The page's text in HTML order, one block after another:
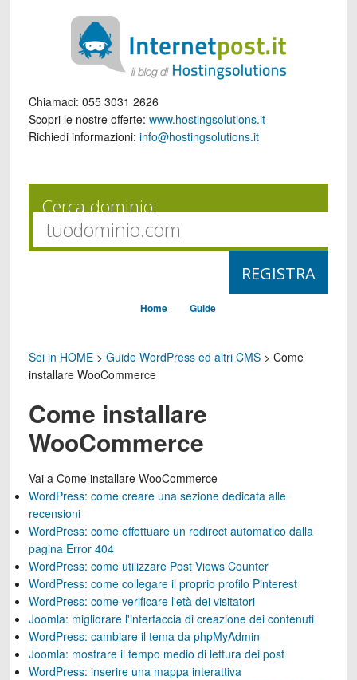
Chiamaci: 055 3031 2626
Scopri le nostre offerte: www.hostingsolutions.it
Richiedi informazioni: info@hostingsolutions.it
Cerca dominio:
Home Guide
Sei in HOME> Guide WordPress ed altri CMS> Come
installare WooCommerce
Come installare
WooCommerce
Vai a Come installare WooCommerce
WordPress: come creare una sezione dedicata alle
recensioni
WordPress: come effettuare un redirect automatico dalla
pagina Error 404
WordPress: come utilizzare Post Views Counter
WordPress: come collegare il proprio profilo Pinterest
WordPress: come verificare l'età dei visitatori
Joomla: migliorare l'interfaccia di creazione dei contenuti
WordPress: cambiare il tema da phpMyAdmin
Joomla: mostrare il tempo medio di lettura dei post
WordPress: inserire una mappa interattiva